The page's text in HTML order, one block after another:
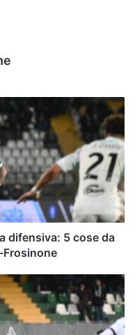
difensiva: 5 cose da
Frosinone